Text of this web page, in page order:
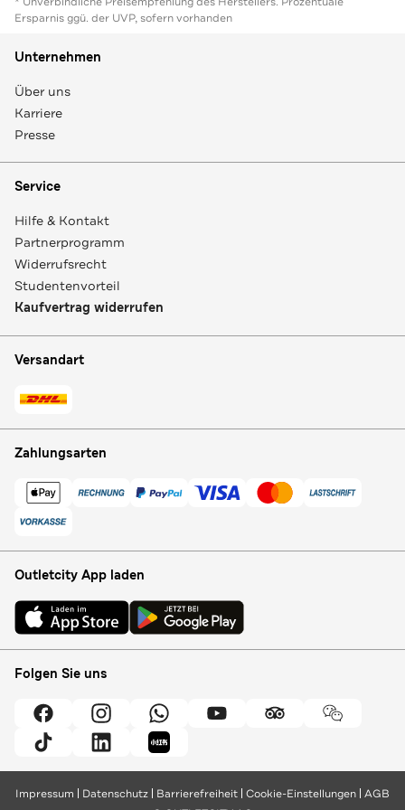
Ersparnis ggü. der UVP, sofern vorhanden
Unternehmen
Über uns
Karriere
Presse
Service
Hilfe & Kontakt
Partnerprogramm
Widerrufsrecht
Studentenvorteil
Kaufvertrag widerrufen
Versandart
Zahlungsarten
Outletcity App laden
Folgen Sie uns
Impressum Datenschutz Barrierefreiheit Cookie-Einstellungen AGB